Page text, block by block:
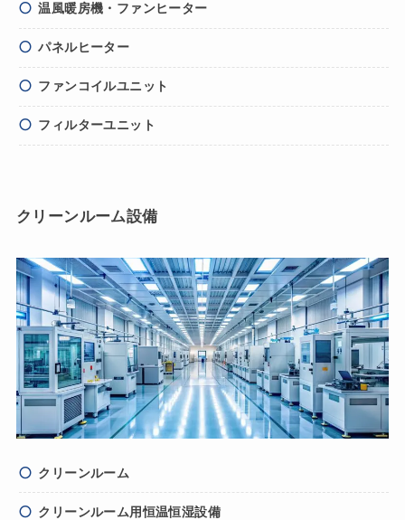
温風暖房機・ファンヒーター
パネルヒーター
ファンコイルユニット
フィルターユニット
クリーンルーム設備
クリーンルーム
クリーンルーム用恒温恒湿設備